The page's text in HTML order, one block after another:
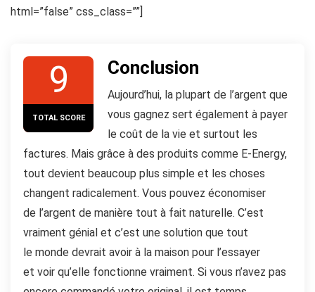
html=”false” css_class=””]
9
TOTAL SCORE
Conclusion
Aujourd’hui, la plupart de l’argent que
vous gagnez sert également à payer
le coût de la vie et surtout les
factures. Mais grâce à des produits comme E-Energy,
tout devient beaucoup plus simple et les choses
changent radicalement. Vous pouvez économiser
de l’argent de manière tout à fait naturelle. C’est
vraiment génial et c’est une solution que tout
le monde devrait avoir à la maison pour l’essayer
et voir qu’elle fonctionne vraiment. Si vous n’avez pas